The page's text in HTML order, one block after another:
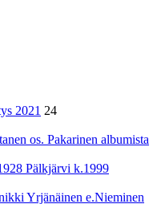
2021 24
os. Pakarinen albumista
Pälkjärvi k.1999
Yrjänäinen e.Nieminen